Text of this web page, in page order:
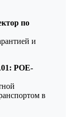
по
и
POE-
в